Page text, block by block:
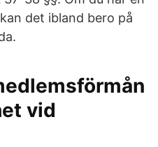
det ibland bero på
vid